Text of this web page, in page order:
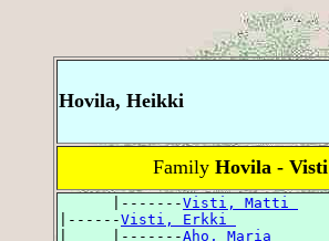
Hovila, Heikki
Family Hovila - Visti
      |-------
Visti, Matti
|------Visti, Erkki
|     |-------Aho, Maria